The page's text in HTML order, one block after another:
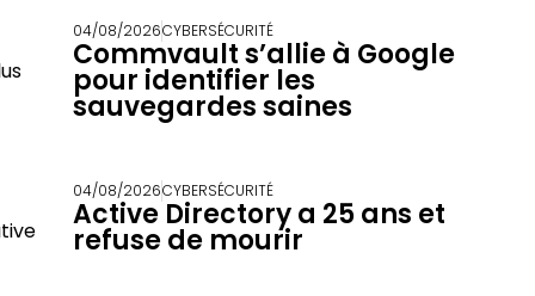
04/08/2026CYBERSÉCURITÉ
Commvault s’allie à Google
pour identifier les
sauvegardes saines
04/08/2026CYBERSÉCURITÉ
Active Directory a 25 ans et
refuse de mourir